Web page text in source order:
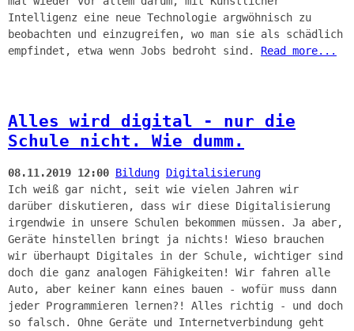
Intelligenz eine neue Technologie argwöhnisch zu
beobachten und einzugreifen, wo man sie als schädlich
empfindet, etwa wenn Jobs bedroht sind. Read more...
Alles wird digital - nur die
Schule nicht. Wie dumm.
08.11.2019 12:00 Bildung Digitalisierung
Ich weiß gar nicht, seit wie vielen Jahren wir
darüber diskutieren, dass wir diese Digitalisierung
irgendwie in unsere Schulen bekommen müssen. Ja aber,
Geräte hinstellen bringt ja nichts! Wieso brauchen
wir überhaupt Digitales in der Schule, wichtiger sind
doch die ganz analogen Fähigkeiten! Wir fahren alle
Auto, aber keiner kann eines bauen - wofür muss dann
jeder Programmieren lernen?! Alles richtig - und doch
so falsch. Ohne Geräte und Internetverbindung geht